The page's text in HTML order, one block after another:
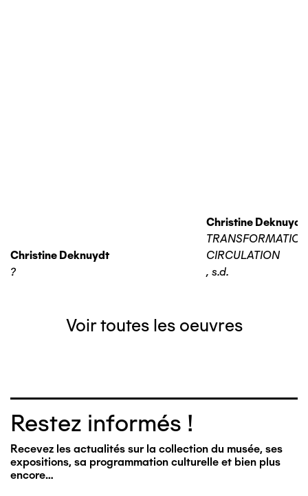
Christine Deknuydt
?
Christine Deknuydt
TRANSFORMATION
CIRCULATION
, s.d.
Voir toutes les oeuvres
Restez informés !
Recevez les actualités sur la collection du musée, ses
expositions, sa programmation culturelle et bien plus
encore…